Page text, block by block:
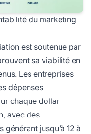
du marketing
est soutenue par
sa viabilité en
Les entreprises
dépenses
chaque dollar
avec des
générant jusqu’à 12 à